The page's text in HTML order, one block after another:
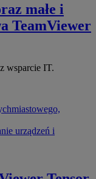
małe i
TeamViewer
wsparcie IT.
urządzeń i